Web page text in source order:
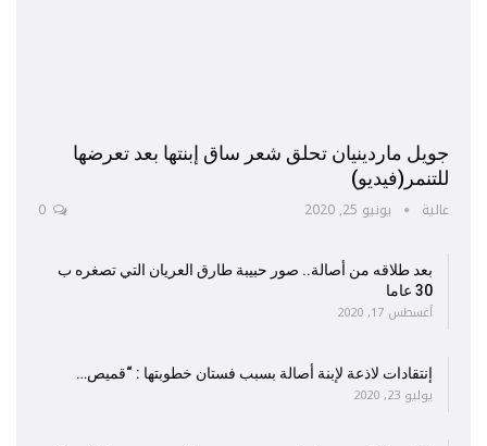
جويل ماردينيان تحلق شعر ساق إبنتها بعد تعرضها
للتنمر(فيديو)
عالية يونيو 25, 2020
بعد طلاقه من أصالة.. صور حبيبة طارق العريان التي تصغره ب
30 عاما
أغسطس 17, 2020
إنتقادات لاذعة لإبنة أصالة بسبب فستان خطوبتها : “قميص…
يوليو 23, 2020